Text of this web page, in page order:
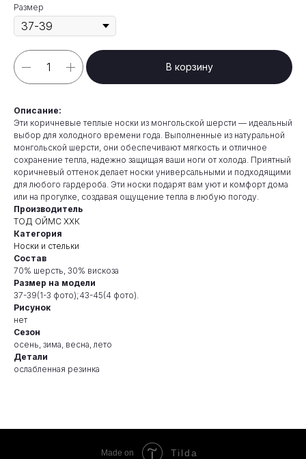
Размер
В корзину
Описание:
Эти коричневые теплые носки из монгольской шерсти — идеальный
выбор для холодного времени года. Выполненные из натуральной
монгольской шерсти, они обеспечивают мягкость и отличное
сохранение тепла, надежно защищая ваши ноги от холода. Приятный
коричневый оттенок делает носки универсальными и подходящими
для любого гардероба. Эти носки подарят вам уют и комфорт дома
или на прогулке, создавая ощущение тепла в любую погоду.
Производитель
ТОД ОЙМС ХХК
Категория
Носки и стельки
Состав
70% шерсть, 30% вискоза
Размер на модели
37-39(1-3 фото);43-45(4 фото).
Рисунок
нет
Сезон
осень, зима, весна, лето
Детали
ослабленная резинка
Made on Tilda